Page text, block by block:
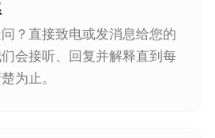
？直接致电或发消息给您的
会接听、回复并解释直到每
为止。